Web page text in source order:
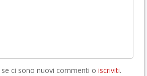
se ci sono nuovi commenti o iscriviti.